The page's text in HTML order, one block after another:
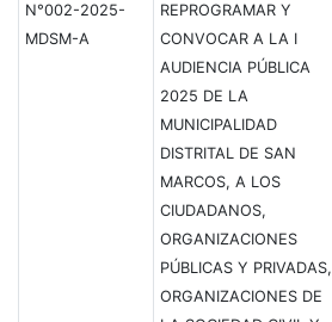
N°002-2025-
MDSM-A
REPROGRAMAR Y
CONVOCAR A LA I
AUDIENCIA PÚBLICA
2025 DE LA
MUNICIPALIDAD
DISTRITAL DE SAN
MARCOS, A LOS
CIUDADANOS,
ORGANIZACIONES
PÚBLICAS Y PRIVADAS,
ORGANIZACIONES DE